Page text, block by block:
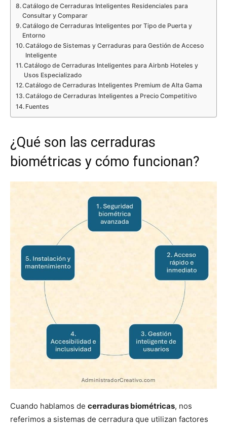
Catálogo de Cerraduras Inteligentes Residenciales para
Consultar y Comparar
Catálogo de Cerraduras Inteligentes por Tipo de Puerta y
Entorno
Catálogo de Sistemas y Cerraduras para Gestión de Acceso
Inteligente
Catálogo de Cerraduras Inteligentes para Airbnb Hoteles y
Usos Especializado
Catálogo de Cerraduras Inteligentes Premium de Alta Gama
Catálogo de Cerraduras Inteligentes a Precio Competitivo
Fuentes
¿Qué son las cerraduras
biométricas y cómo funcionan?
Cuando hablamos de cerraduras biométricas, nos
referimos a sistemas de cerradura que utilizan factores